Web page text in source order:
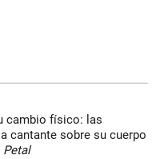
cambio físico: las
cantante sobre su cuerpo
Petal